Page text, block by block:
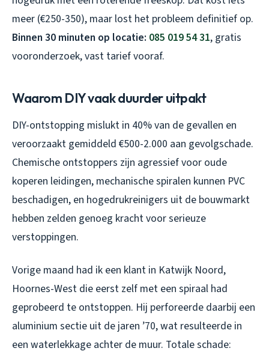
meer (€250-350), maar lost het probleem definitief op.
Binnen 30 minuten op locatie: 085 019 54 31, gratis
vooronderzoek, vast tarief vooraf.
Waarom DIY vaak duurder uitpakt
DIY-ontstopping mislukt in 40% van de gevallen en
veroorzaakt gemiddeld €500-2.000 aan gevolgschade.
Chemische ontstoppers zijn agressief voor oude
koperen leidingen, mechanische spiralen kunnen PVC
beschadigen, en hogedrukreinigers uit de bouwmarkt
hebben zelden genoeg kracht voor serieuze
verstoppingen.
Vorige maand had ik een klant in Katwijk Noord,
Hoornes-West die eerst zelf met een spiraal had
geprobeerd te ontstoppen. Hij perforeerde daarbij een
aluminium sectie uit de jaren ’70, wat resulteerde in
een waterlekkage achter de muur. Totale schade: